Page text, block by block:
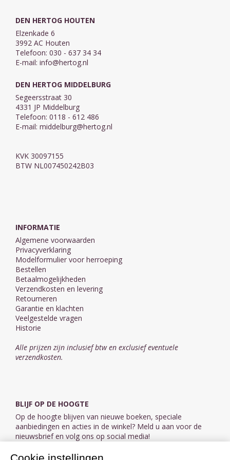
DEN HERTOG HOUTEN
Elzenkade 6
3992 AC Houten
Telefoon: 030 - 637 34 34
E-mail: info@hertog.nl
DEN HERTOG MIDDELBURG
Segeersstraat 30
4331 JP Middelburg
Telefoon: 0118 - 612 486
E-mail: middelburg@hertog.nl
KVK 30097155
BTW NL007450242B03
INFORMATIE
Algemene voorwaarden
Privacyverklaring
Modelformulier voor herroeping
Bestellen
Betaalmogelijkheden
Verzendkosten en levering
Retourneren
Garantie en klachten
Veelgestelde vragen
Historie
Alle prijzen zijn inclusief btw en exclusief eventuele
verzendkosten.
BLIJF OP DE HOOGTE
Op de hoogte blijven van nieuwe boeken, speciale
aanbiedingen en acties in de winkel? Meld u aan voor de
nieuwsbrief en volg ons op social media!